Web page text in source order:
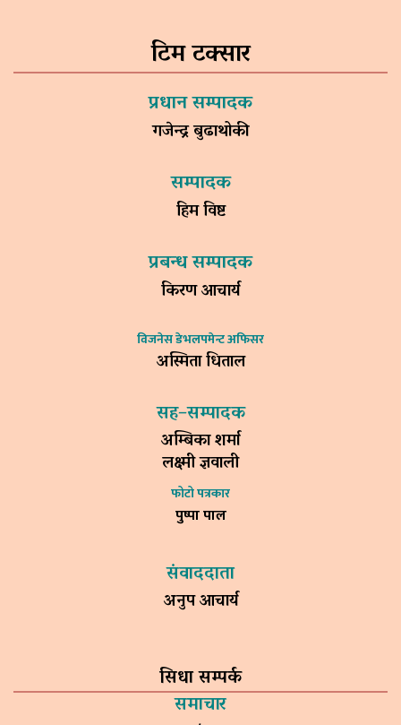
टिम टक्सार
प्रधान सम्पादक
गजेन्द्र बुढाथोकी
सम्पादक
हिम विष्ट
प्रबन्ध सम्पादक
किरण आचार्य
विजनेस डेभलपमेन्ट अफिसर
अस्मिता धिताल
सह–सम्पादक
अम्बिका शर्मा
लक्ष्मी ज्ञवाली
फोटो पत्रकार
पुष्पा पाल
संवाददाता
अनुप आचार्य
सिधा सम्पर्क
समाचार